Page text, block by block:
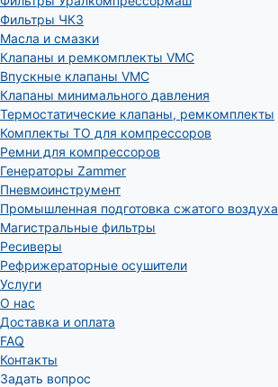
Фильтры ЧКЗ
Масла и смазки
Клапаны и ремкомплекты VMC
Впускные клапаны VMC
Клапаны минимального давления
Термостатические клапаны, ремкомплекты
Комплекты ТО для компрессоров
Ремни для компрессоров
Генераторы Zammer
Пневмоинструмент
Промышленная подготовка сжатого воздуха
Магистральные фильтры
Ресиверы
Рефрижераторные осушители
Услуги
О нас
Доставка и оплата
FAQ
Контакты
Задать вопрос